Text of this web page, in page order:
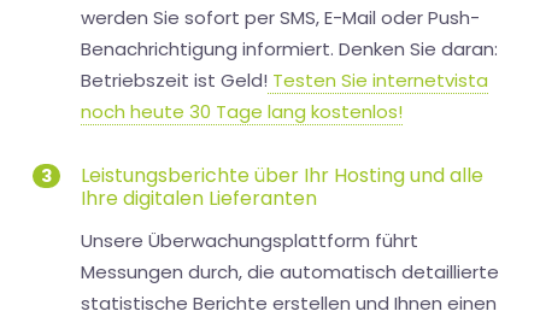
werden Sie sofort per SMS, E-Mail oder Push-
Benachrichtigung informiert. Denken Sie daran:
Betriebszeit ist Geld! Testen Sie internetvista
noch heute 30 Tage lang kostenlos!
3
Leistungsberichte über Ihr Hosting und alle
Ihre digitalen Lieferanten
Unsere Überwachungsplattform führt
Messungen durch, die automatisch detaillierte
statistische Berichte erstellen und Ihnen einen